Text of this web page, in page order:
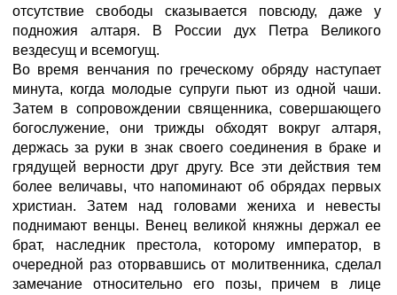
отсутствие свободы сказывается повсюду, даже у
подножия алтаря. В России дух Петра Великого
вездесущ и всемогущ.
Во время венчания по греческому обряду наступает
минута, когда молодые супруги пьют из одной чаши.
Затем в сопровождении священника, совершающего
богослужение, они трижды обходят вокруг алтаря,
держась за руки в знак своего соединения в браке и
грядущей верности друг другу. Все эти действия тем
более величавы, что напоминают об обрядах первых
христиан. Затем над головами жениха и невесты
поднимают венцы. Венец великой княжны держал ее
брат, наследник престола, которому император, в
очередной раз оторвавшись от молитвенника, сделал
замечание относительно его позы, причем в лице